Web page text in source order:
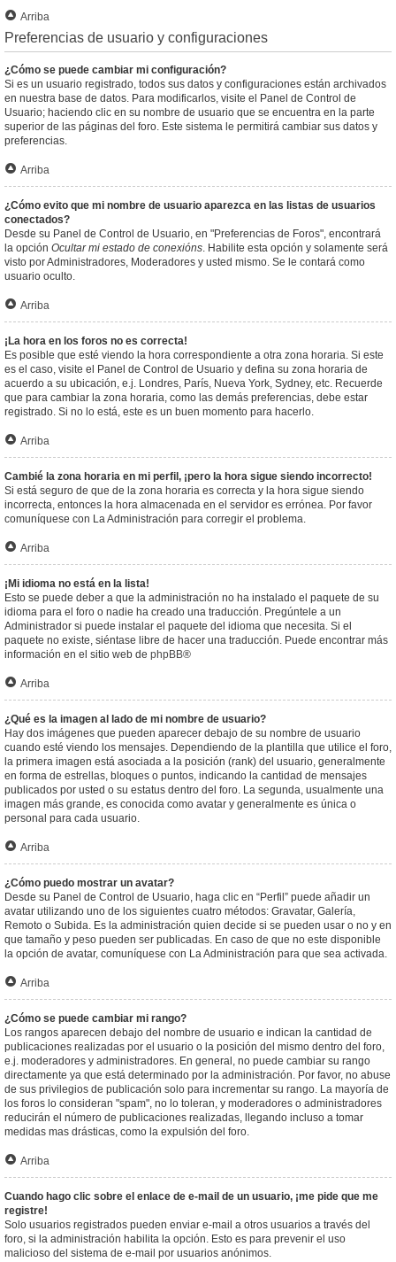
Arriba
Preferencias de usuario y configuraciones
¿Cómo se puede cambiar mi configuración?
Si es un usuario registrado, todos sus datos y configuraciones están archivados
en nuestra base de datos. Para modificarlos, visite el Panel de Control de
Usuario; haciendo clic en su nombre de usuario que se encuentra en la parte
superior de las páginas del foro. Este sistema le permitirá cambiar sus datos y
preferencias.
Arriba
¿Cómo evito que mi nombre de usuario aparezca en las listas de usuarios
conectados?
Desde su Panel de Control de Usuario, en "Preferencias de Foros", encontrará
la opción Ocultar mi estado de conexións. Habilite esta opción y solamente será
visto por Administradores, Moderadores y usted mismo. Se le contará como
usuario oculto.
Arriba
¡La hora en los foros no es correcta!
Es posible que esté viendo la hora correspondiente a otra zona horaria. Si este
es el caso, visite el Panel de Control de Usuario y defina su zona horaria de
acuerdo a su ubicación, e.j. Londres, París, Nueva York, Sydney, etc. Recuerde
que para cambiar la zona horaria, como las demás preferencias, debe estar
registrado. Si no lo está, este es un buen momento para hacerlo.
Arriba
Cambié la zona horaria en mi perfil, ¡pero la hora sigue siendo incorrecto!
Si está seguro de que de la zona horaria es correcta y la hora sigue siendo
incorrecta, entonces la hora almacenada en el servidor es errónea. Por favor
comuníquese con La Administración para corregir el problema.
Arriba
¡Mi idioma no está en la lista!
Esto se puede deber a que la administración no ha instalado el paquete de su
idioma para el foro o nadie ha creado una traducción. Pregúntele a un
Administrador si puede instalar el paquete del idioma que necesita. Si el
paquete no existe, siéntase libre de hacer una traducción. Puede encontrar más
información en el sitio web de phpBB®
Arriba
¿Qué es la imagen al lado de mi nombre de usuario?
Hay dos imágenes que pueden aparecer debajo de su nombre de usuario
cuando esté viendo los mensajes. Dependiendo de la plantilla que utilice el foro,
la primera imagen está asociada a la posición (rank) del usuario, generalmente
en forma de estrellas, bloques o puntos, indicando la cantidad de mensajes
publicados por usted o su estatus dentro del foro. La segunda, usualmente una
imagen más grande, es conocida como avatar y generalmente es única o
personal para cada usuario.
Arriba
¿Cómo puedo mostrar un avatar?
Desde su Panel de Control de Usuario, haga clic en “Perfil” puede añadir un
avatar utilizando uno de los siguientes cuatro métodos: Gravatar, Galería,
Remoto o Subida. Es la administración quien decide si se pueden usar o no y en
que tamaño y peso pueden ser publicadas. En caso de que no este disponible
la opción de avatar, comuníquese con La Administración para que sea activada.
Arriba
¿Cómo se puede cambiar mi rango?
Los rangos aparecen debajo del nombre de usuario e indican la cantidad de
publicaciones realizadas por el usuario o la posición del mismo dentro del foro,
e.j. moderadores y administradores. En general, no puede cambiar su rango
directamente ya que está determinado por la administración. Por favor, no abuse
de sus privilegios de publicación solo para incrementar su rango. La mayoría de
los foros lo consideran "spam", no lo toleran, y moderadores o administradores
reducirán el número de publicaciones realizadas, llegando incluso a tomar
medidas mas drásticas, como la expulsión del foro.
Arriba
Cuando hago clic sobre el enlace de e-mail de un usuario, ¡me pide que me
registre!
Solo usuarios registrados pueden enviar e-mail a otros usuarios a través del
foro, si la administración habilita la opción. Esto es para prevenir el uso
malicioso del sistema de e-mail por usuarios anónimos.